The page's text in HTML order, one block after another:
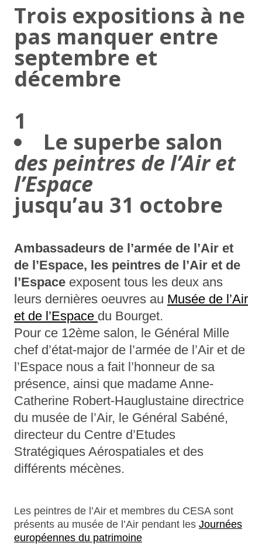
Trois expositions à ne
pas manquer entre
septembre et
décembre
1
Le superbe salon
des peintres de l’Air et
l’Espace
jusqu’au 31 octobre
Ambassadeurs de l’armée de l’Air et
de l’Espace, les peintres de l’Air et de
l’Espaceexposent tous les deux ans
leurs dernières oeuvres au Musée de l’Air
et de l’Espace du Bourget.
Pour ce 12ème salon, le Général Mille
chef d’état-major de l’armée de l’Air et de
l’Espace nous a fait l’honneur de sa
présence, ainsi que madame Anne-
Catherine Robert-Hauglustaine directrice
du musée de l’Air, le Général Sabéné,
directeur du Centre d’Etudes
Stratégiques Aérospatiales et des
différents mécènes.
Les peintres de l’Air et membres du CESA sont
présents au musée de l’Air pendant les Journées
européennes du patrimoine